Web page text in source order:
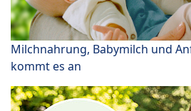
Milchnahrung, Babymilch und
kommt es an